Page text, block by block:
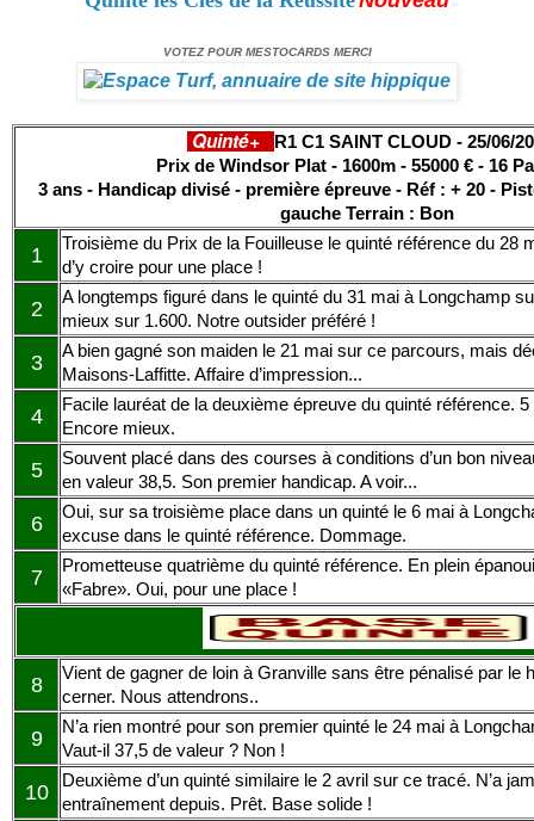
VOTEZ POUR MESTOCARDS MERCI
Quinté+
R1 C1 SAINT CLOUD - 25/06/
Prix de Windsor Plat - 1600m - 55000 € - 16
3 ans - Handicap divisé - première épreuve - Réf : + 20 -
gauche Terrain : Bon
1
Troisième du Prix de la Fouilleuse le quinté référence du 28
d’y croire pour une place !
2
A longtemps figuré dans le quinté du 31 mai à Longchamp
mieux sur 1.600. Notre outsider préféré !
3
A bien gagné son maiden le 21 mai sur ce parcours, mais
Maisons-Laffitte. Affaire d’impression...
4
Facile lauréat de la deuxième épreuve du quinté référence.
Encore mieux.
5
Souvent placé dans des courses à conditions d’un bon
en valeur 38,5. Son premier handicap. A voir...
6
Oui, sur sa troisième place dans un quinté le 6 mai à
excuse dans le quinté référence. Dommage.
7
Prometteuse quatrième du quinté référence. En plein
«Fabre». Oui, pour une place !
8
Vient de gagner de loin à Granville sans être pénalisé par le
cerner. Nous attendrons..
9
N’a rien montré pour son premier quinté le 24 mai à
Vaut-il 37,5 de valeur ? Non !
10
Deuxième d’un quinté similaire le 2 avril sur ce tracé. N’a
entraînement depuis. Prêt. Base solide !